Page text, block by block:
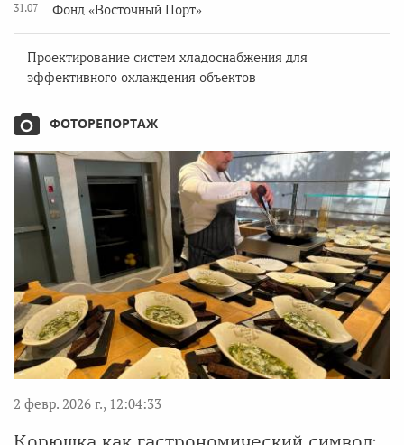
31.07
Фонд «Восточный Порт»
Проектирование систем хладоснабжения для
эффективного охлаждения объектов
ФОТОРЕПОРТАЖ
2 февр. 2026 г., 12:04:33